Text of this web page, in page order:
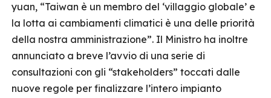
yuan, “Taiwan è un membro del ‘villaggio globale’ e
la lotta ai cambiamenti climatici è una delle priorità
della nostra amministrazione”. Il Ministro ha inoltre
annunciato a breve l’avvio di una serie di
consultazioni con gli “stakeholders” toccati dalle
nuove regole per finalizzare l’intero impianto